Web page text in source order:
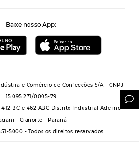
Baixe nosso App:
e Comércio de Confecções S/A - CNPJ
15.095.271/0005-79
BC e 462 ABC Distrito Industrial Adelino
- Cianorte - Paraná
5000 - Todos os direitos reservados.